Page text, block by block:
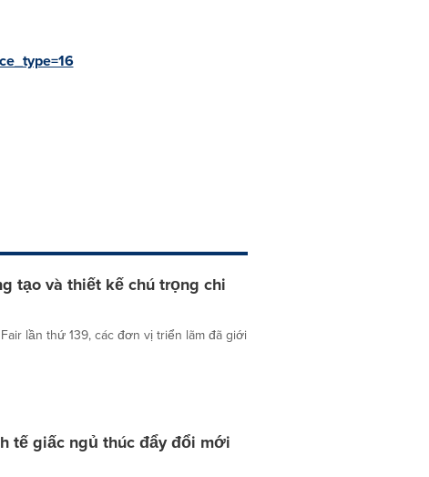
tạo và thiết kế chú trọng chi
lần thứ 139, các đơn vị triển lãm đã giới
tế giấc ngủ thúc đẩy đổi mới